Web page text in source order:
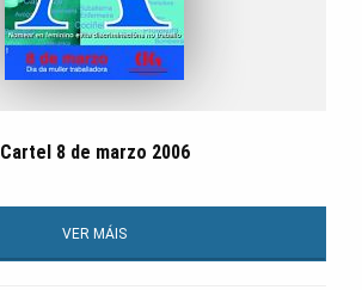
Cartel 8 de marzo 2006
VER MÁIS